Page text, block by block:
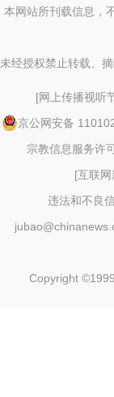
本网站所刊载信息，
未经授权禁止转载、
[网上传播视听
京公网安备
宗教信息服务许
[互联
违法和不良
Copyright